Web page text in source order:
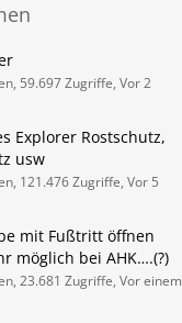
59.697 Zugriffe, Vor 2
Explorer Rostschutz,
usw
121.476 Zugriffe, Vor 5
mit Fußtritt öffnen
möglich bei AHK….(?)
23.681 Zugriffe, Vor einem